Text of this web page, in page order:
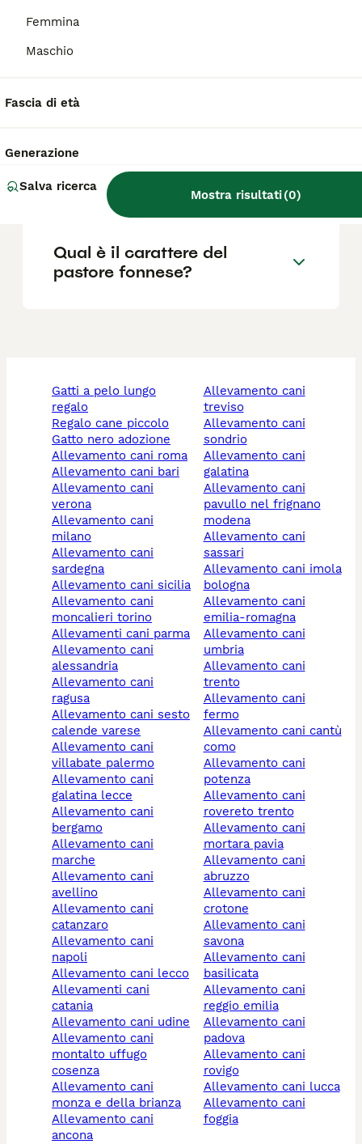
Femmina
Maschio
Fascia di età
Generazione
Salva ricerca
Mostra risultati(0)
del cane fonnese?
Pastore Fonnese?
Dove si trova il cane fonnese
in Sardegna?
Qual è il carattere del
pastore fonnese?
gatti a pelo lungo
regalo
regalo cane piccolo
gatto nero adozione
allevamento cani roma
allevamento cani bari
allevamento cani
verona
allevamento cani
milano
allevamento cani
sardegna
allevamento cani sicilia
allevamento cani
moncalieri torino
allevamenti cani parma
allevamento cani
alessandria
allevamento cani
ragusa
allevamento cani sesto
calende varese
allevamento cani
villabate palermo
allevamento cani
galatina lecce
allevamento cani
bergamo
allevamento cani
marche
allevamento cani
avellino
allevamento cani
catanzaro
allevamento cani
napoli
allevamento cani lecco
allevamenti cani
catania
allevamento cani udine
allevamento cani
montalto uffugo
cosenza
allevamento cani
monza e della brianza
allevamento cani
ancona
allevamento cani
treviso
allevamento cani
sondrio
allevamento cani
galatina
allevamento cani
pavullo nel frignano
modena
allevamento cani
sassari
allevamento cani imola
bologna
allevamento cani
emilia-romagna
allevamento cani
umbria
allevamento cani
trento
allevamento cani
fermo
allevamento cani cantù
como
allevamento cani
potenza
allevamento cani
rovereto trento
allevamento cani
mortara pavia
allevamento cani
abruzzo
allevamento cani
crotone
allevamento cani
savona
allevamento cani
basilicata
allevamento cani
reggio emilia
allevamento cani
padova
allevamento cani
rovigo
allevamento cani lucca
allevamento cani
foggia